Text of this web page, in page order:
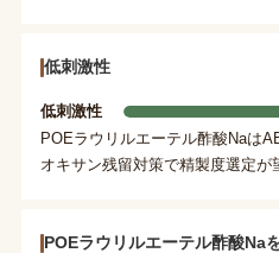
低刺激性
低刺激性
POEラウリルエーテル酢酸Naは
オキサン残留対策で精製度選定が
POEラウリルエーテル酢酸Na